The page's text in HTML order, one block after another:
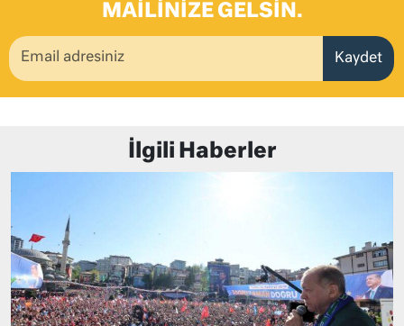
MAILINIZE GELSIN.
Kaydet
İlgili Haberler